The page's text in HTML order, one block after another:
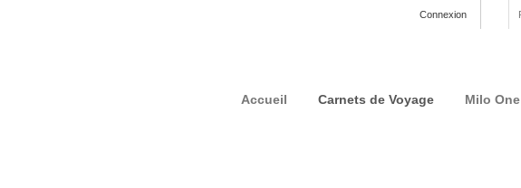
Connexion
Accueil Carnets de Voyage Milo One